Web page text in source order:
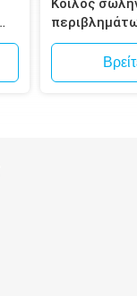
Κοίλος
ίντσας για